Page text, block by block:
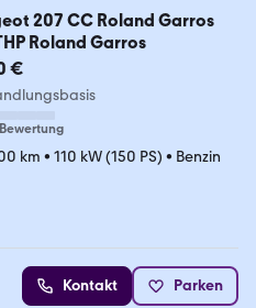
207 CC Roland Garros
Roland Garros
€
km • 110 kW (150 PS) • Benzin
Kontakt Parken